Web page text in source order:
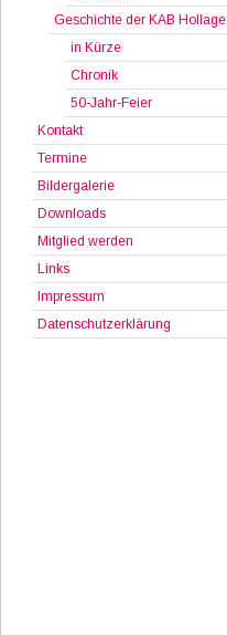
Geschichte der KAB Hollage
in Kürze
Chronik
50-Jahr-Feier
Kontakt
Termine
Bildergalerie
Downloads
Mitglied werden
Links
Impressum
Datenschutzerklärung